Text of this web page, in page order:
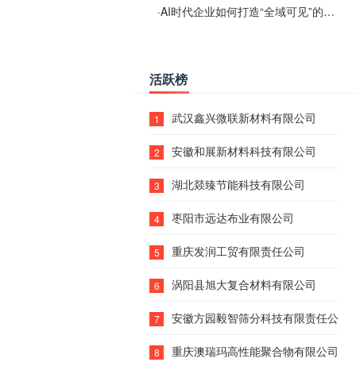
·AI时代企业如何打造“全域可见”的数字资产？梓彤超越给出新解法
活跃榜
1 武汉鑫兴微联新材料有限公司
2 安徽和展新材料科技有限公司
3 湖北燚臻节能科技有限公司
4 枣阳市远达布业有限公司
5 重庆发润工贸有限责任公司
6 涡阳县旭大复合材料有限公司
7 安徽方园毅智筛分科技有限责任公司
8 重庆澳瑞玛高性能聚合物有限公司